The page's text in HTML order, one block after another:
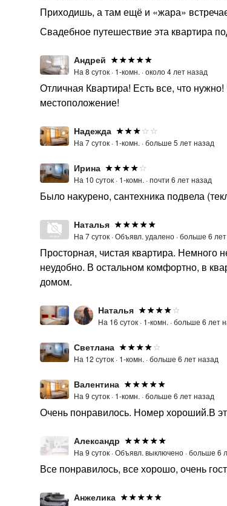
Приходишь, а там ещё и «жара»
Свадебное путешествие эта квартира
Андрей
На 8 суток · 1-комн. ·около 4 лет назад
Отличная Квартира! Есть все, что
местоположение!
Надежда
На 7 суток · 1-комн. ·больше 5 лет назад
Ирина
На 10 суток · 1-комн. ·почти 6 лет назад
Было накурено, сантехника подвела
Наталья
На 7 суток ·Объявл. удалено ·больше 6
Просторная, чистая квартира. Немного
неудобно. В остальном комфортно, в
домом.
Наталья
На 16 суток · 1-комн. ·больше 6 лет
Светлана
На 12 суток · 1-комн. ·больше 6 лет назад
Валентина
На 9 суток · 1-комн. ·больше 6 лет назад
Очень понравилось. Номер хороший.В
Александр
На 9 суток ·Объявл. выключено ·больше 6
Все понравилось, все хорошо, очень
Анжелика